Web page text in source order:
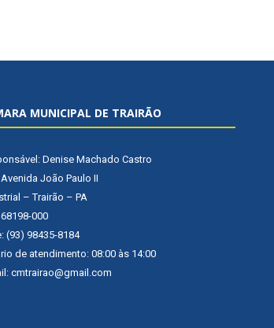
MUNICIPAL DE TRAIRÃO
Denise Machado Castro
João Paulo II
– Trairão – PA
68198-000
(93) 98435-8184
de atendimento: 08:00 às 14:00
cmtrairao@gmail.com